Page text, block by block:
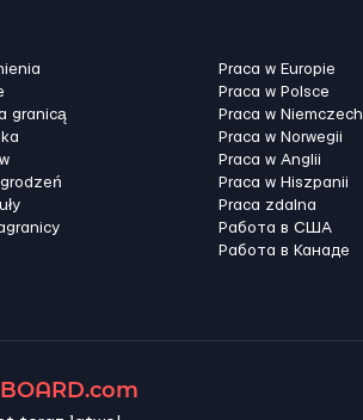
granicą
Praca w Europie
Praca w Polsce
Praca w Niemczech
Praca w Norwegii
Praca w Anglii
Praca w Hiszpanii
Praca zdalna
Работа в США
Работа в Канадe